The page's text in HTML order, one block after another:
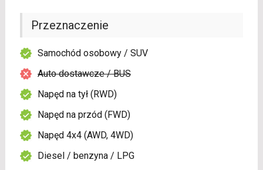
Przeznaczenie
Samochód osobowy / SUV
Auto dostawcze / BUS
Napęd na tył (RWD)
Napęd na przód (FWD)
Napęd 4x4 (AWD, 4WD)
Diesel / benzyna / LPG